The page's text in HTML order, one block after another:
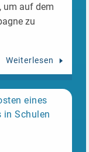
um auf dem
zu
Weiterlesen
eines
in Schulen